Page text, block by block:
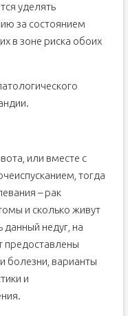
уделять
за состоянием
в зоне риска обоих
или вместе с
тогда
– рак
и сколько живут
недуг, на
предоставлены
болезни, варианты
и